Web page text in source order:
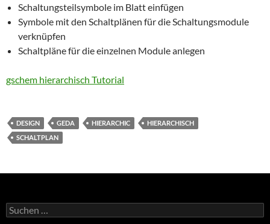
Schaltungsteilsymbole im Blatt einfügen
Symbole mit den Schaltplänen für die Schaltungsmodule
verknüpfen
Schaltpläne für die einzelnen Module anlegen
gschem hierarchisch Tutorial
DESIGN GEDA HIERARCHIC
HIERARCHISCH
SCHALTPLAN
Suchen
nach: